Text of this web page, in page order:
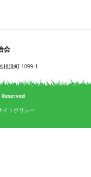
会
根洗町 1099-1
イトポリシー